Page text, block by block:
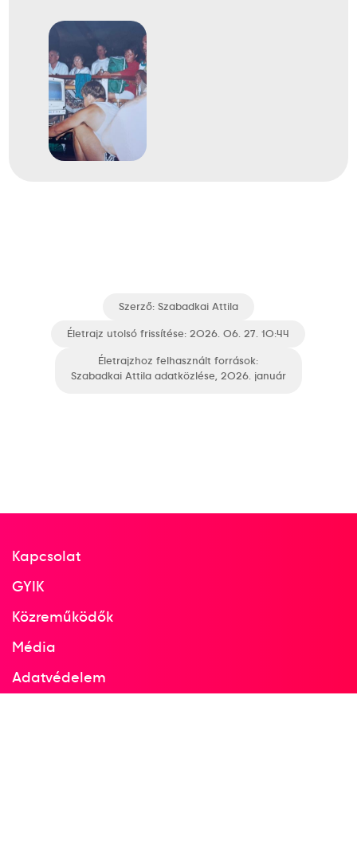
Szerző: Szabadkai Attila
Életrajz utolsó frissítése: 2026. 06. 27. 10:44
Életrajzhoz felhasznált források:
Szabadkai Attila adatközlése, 2026. január
Kapcsolat
GYIK
Közreműködők
Média
Adatvédelem